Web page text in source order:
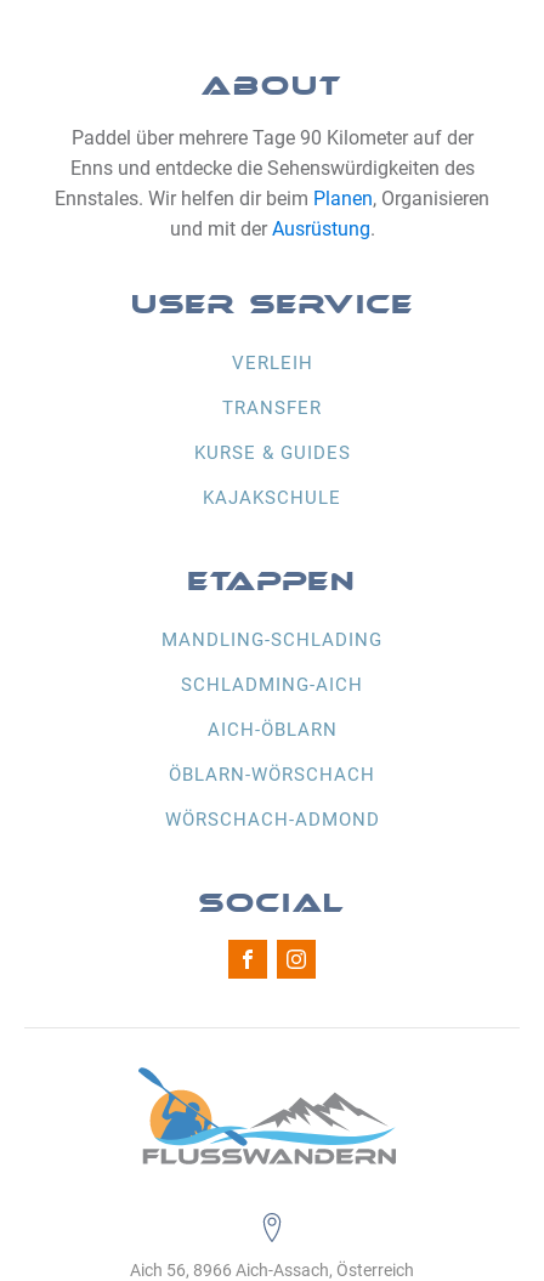
ABOUT
Paddel über mehrere Tage 90 Kilometer auf der
Enns und entdecke die Sehenswürdigkeiten des
Ennstales. Wir helfen dir beim Planen, Organisieren
und mit derAusrüstung.
USER SERVICE
VERLEIH
TRANSFER
KURSE & GUIDES
KAJAKSCHULE
ETAPPEN
MANDLING-SCHLADING
SCHLADMING-AICH
AICH-ÖBLARN
ÖBLARN-WÖRSCHACH
WÖRSCHACH-ADMOND
SOCIAL
Aich 56, 8966 Aich-Assach, Österreich